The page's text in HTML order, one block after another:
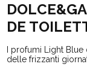
DE
I profumi Light
delle frizzanti